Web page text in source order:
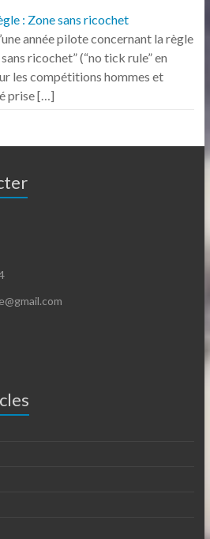
: Zone sans ricochet
année pilote concernant la règle
ricochet” (“no tick rule” en
les compétitions hommes et
prise[…]